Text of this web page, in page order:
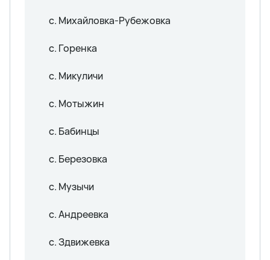
с. Михайловка-Рубежовка
с. Горенка
с. Микуличи
с. Мотыжин
с. Бабинцы
с. Березовка
с. Музычи
с. Андреевка
с. Здвижевка